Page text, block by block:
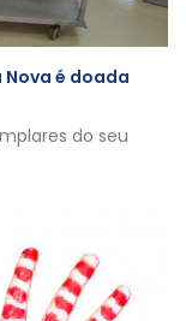
é doada
do seu